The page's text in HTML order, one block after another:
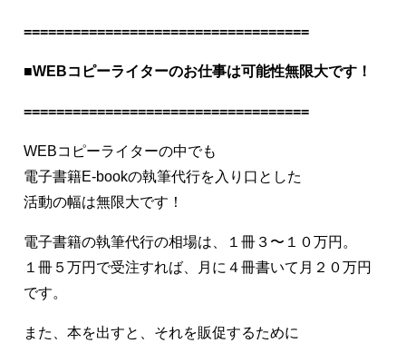
===================================
■WEBコピーライターのお仕事は可能性無限大です！
===================================
WEBコピーライターの中でも
電子書籍E-bookの執筆代行を入り口とした
活動の幅は無限大です！
電子書籍の執筆代行の相場は、１冊３〜１０万円。
１冊５万円で受注すれば、月に４冊書いて月２０万円
です。
また、本を出すと、それを販促するために